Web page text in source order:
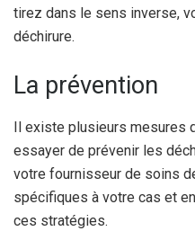
tirez dans le sens inverse,
déchirure.
La prévention
Il existe plusieurs mesures
essayer de prévenir les
votre fournisseur de soins
spécifiques à votre cas et
ces stratégies.